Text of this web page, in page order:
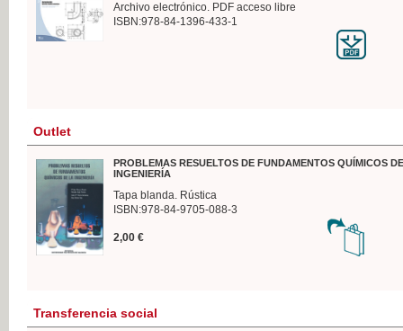
Archivo electrónico. PDF acceso libre
ISBN:978-84-1396-433-1
Outlet
PROBLEMAS RESUELTOS DE FUNDAMENTOS QUÍMICOS
INGENIERÍA
Tapa blanda. Rústica
ISBN:978-84-9705-088-3
2,00 €
Transferencia social